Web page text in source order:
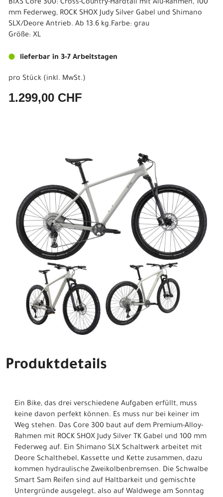
BIXS Core 300: Cross-Country-Hardtail mit Alu-Rahmen, 100
mm Federweg, ROCK SHOX Judy Silver Gabel und Shimano
SLX/Deore Antrieb. Ab 13.6 kg.Farbe: grau
Größe: XL
lieferbar in 3-7 Arbeitstagen
pro Stück (inkl. MwSt.)
1.299,00 CHF
Produktdetails
Ein Bike, das drei verschiedene Aufgaben erfüllt, muss
keine davon perfekt können. Es muss nur bei keiner im
Weg stehen. Das Core 300 baut auf dem Premium-Alloy-
Rahmen mit ROCK SHOX Judy Silver TK Gabel und 100 mm
Federweg auf. Ein Shimano SLX Schaltwerk arbeitet mit
Deore Schalthebel, Kassette und Kette zusammen, dazu
kommen hydraulische Zweikolbenbremsen. Die Schwalbe
Smart Sam Reifen sind auf Haltbarkeit und gemischte
Untergründe ausgelegt, also auf Waldwege am Sonntag